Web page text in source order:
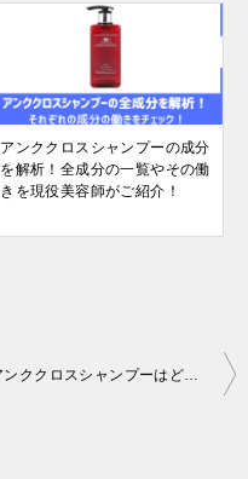
アンククロスシャンプーの成分
を解析！全成分の一覧やその働
きを現役美容師がご紹介！
アンククロスシャンプーはどこに売ってる？ドンキなど販売店での市販状況を調査！